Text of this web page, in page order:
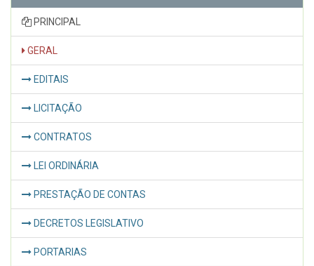
PRINCIPAL
GERAL
EDITAIS
LICITAÇÃO
CONTRATOS
LEI ORDINÁRIA
PRESTAÇÃO DE CONTAS
DECRETOS LEGISLATIVO
PORTARIAS